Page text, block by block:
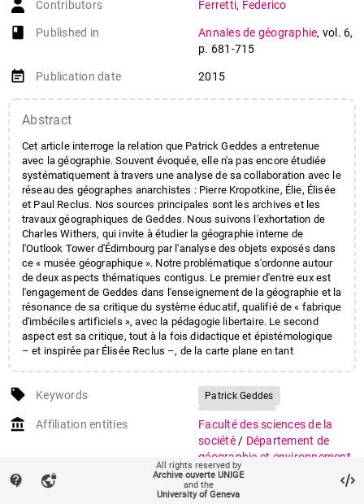
Contributors Ferretti, Federico
book-open
Published in Annales de géographie, vol. 6,
p. 681-715
event_note Publication date 2015
Abstract
Cet article interroge la relation que Patrick Geddes a entretenue
avec la géographie. Souvent évoquée, elle n'a pas encore étudiée
systématiquement à travers une analyse de sa collaboration avec le
réseau des géographes anarchistes : Pierre Kropotkine, Élie, Élisée
et Paul Reclus. Nos sources principales sont les archives et les
travaux géographiques de Geddes. Nous suivons l'exhortation de
Charles Withers, qui invite à étudier la géographie interne de
l'Outlook Tower d'Édimbourg par l'analyse des objets exposés dans
ce « musée géographique ». Notre problématique s'ordonne autour
de deux aspects thématiques contigus. Le premier d'entre eux est
l'engagement de Geddes dans l'enseignement de la géographie et la
résonance de sa critique du système éducatif, qualifié de « fabrique
d'imbéciles artificiels », avec la pédagogie libertaire. Le second
aspect est sa critique, tout à la fois didactique et épistémologique
– et inspirée par Élisée Reclus –, de la carte plane en tant
local_offer Keywords
Patrick Geddes
Géographes anarchistes
Enseignement de la
Géographie
Relief de l'Ecosse
account_balance Affiliation entities
Faculté des sciences de la
société / Département de
géographie et environnement
auto_stories Citation (ISO format)
FERRETTI, Federico. Globes,
savoir situé et éducation à la
contact_support vpn_lock
All rights reserved by
Archive ouverte UNIGE
and the
University of Geneva